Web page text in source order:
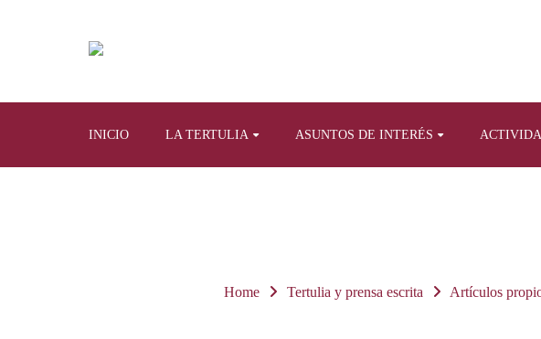
INICIO LA TERTULIA ASUNTOS DE INTERÉS
Home Tertulia y prensa escrita Artículos